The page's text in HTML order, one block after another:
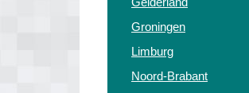
Groningen
Limburg
Noord-Brabant